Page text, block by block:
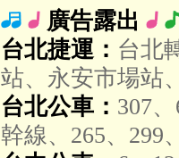
廣告露出
台北捷運： 台北
站、永安市場站
台北公車： 307
幹線、265、299